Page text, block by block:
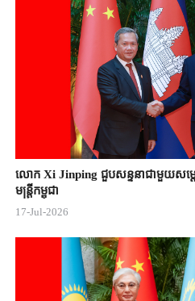
លោក Xi Jinping ជួបសន្ទនាជាមួយសម្
មន្ត្រីកម្ពុជា
17-Jul-2026